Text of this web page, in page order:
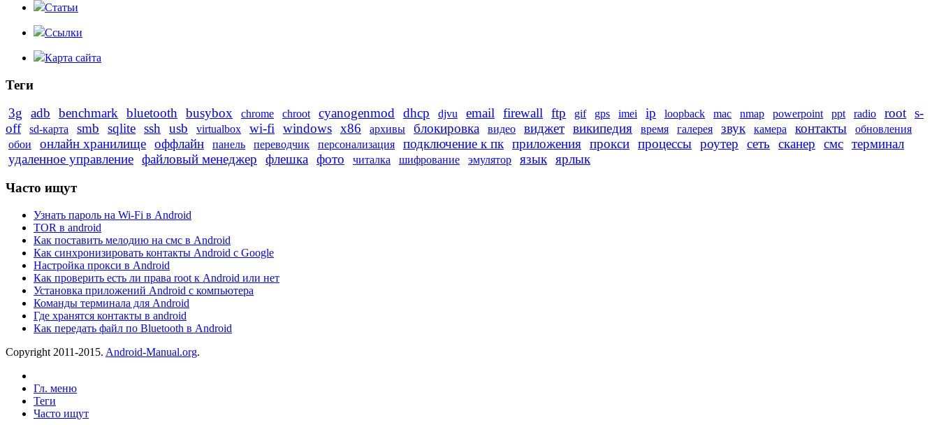
Статьи
Ссылки
Карта сайта
Теги
3g
adb benchmark bluetooth busybox chrome chroot cyanogenmod dhcp djvu email firewall ftp gif gps imei ip loopback mac nmap powerpoint ppt radio root s-
off
sd-карта smb sqlite ssh usb virtualbox wi-fi windows x86 архивы блокировка видео виджет википедия время галерея звук камера контакты
обновления
обои
онлайн хранилище оффлайн панель переводчик персонализация подключение к пк приложения прокси процессы роутер сеть сканер смс терминал
удаленное управление файловый менеджер флешка фото читалка шифрование эмулятор язык ярлык
Часто ищут
Узнать пароль на Wi-Fi в Android
TOR в android
Как поставить мелодию на смс в Android
Как синхронизировать контакты Android с Google
Настройка прокси в Android
Как проверить есть ли права root к Android или нет
Установка приложений Android с компьютера
Команды терминала для Android
Где хранятся контакты в android
Как передать файл по Bluetooth в Android
Copyright 2011-2015. Android-Manual.org.
Гл. меню
Теги
Часто ищут